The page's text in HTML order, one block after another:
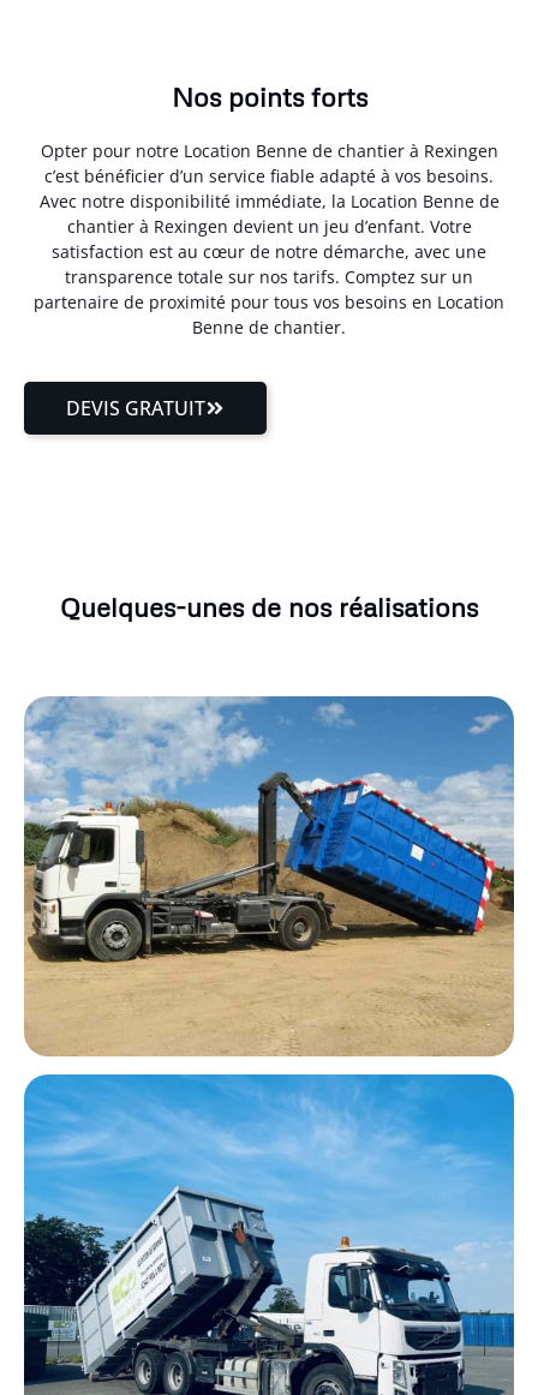
Nos points forts
Opter pour notre Location Benne de chantier à Rexingen
c’est bénéficier d’un service fiable adapté à vos besoins.
Avec notre disponibilité immédiate, la Location Benne de
chantier à Rexingen devient un jeu d’enfant. Votre
satisfaction est au cœur de notre démarche, avec une
transparence totale sur nos tarifs. Comptez sur un
partenaire de proximité pour tous vos besoins en Location
Benne de chantier.
DEVIS GRATUIT
Quelques-unes de nos réalisations